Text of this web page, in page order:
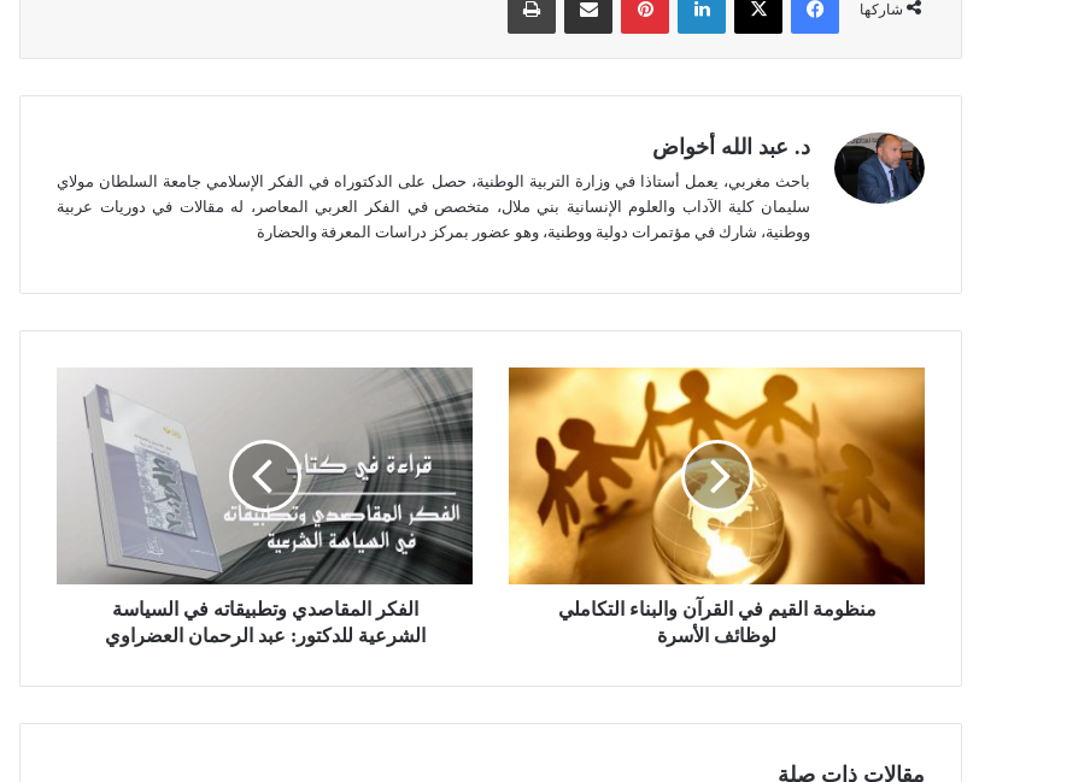
شاركها
د. عبد الله أخواض
باحث مغربي، يعمل أستاذا في وزارة التربية الوطنية، حصل على الدكتوراه في الفكر الإسلامي جامعة السلطان مولاي
سليمان كلية الآداب والعلوم الإنسانية بني ملال، متخصص في الفكر العربي المعاصر، له مقالات في دوريات عربية
ووطنية، شارك في مؤتمرات دولية ووطنية، وهو عضور بمركز دراسات المعرفة والحضارة
ن
ق
ي
منظومة القيم في القرآن والبناء التكاملي
لوظائف الأسرة
ل
ف
ك
ر
ا
ل
م
ق
ي
الفكر المقاصدي وتطبيقاته في السياسة
الشرعية للدكتور: عبد الرحمان العضراوي
مقالات ذات صلة